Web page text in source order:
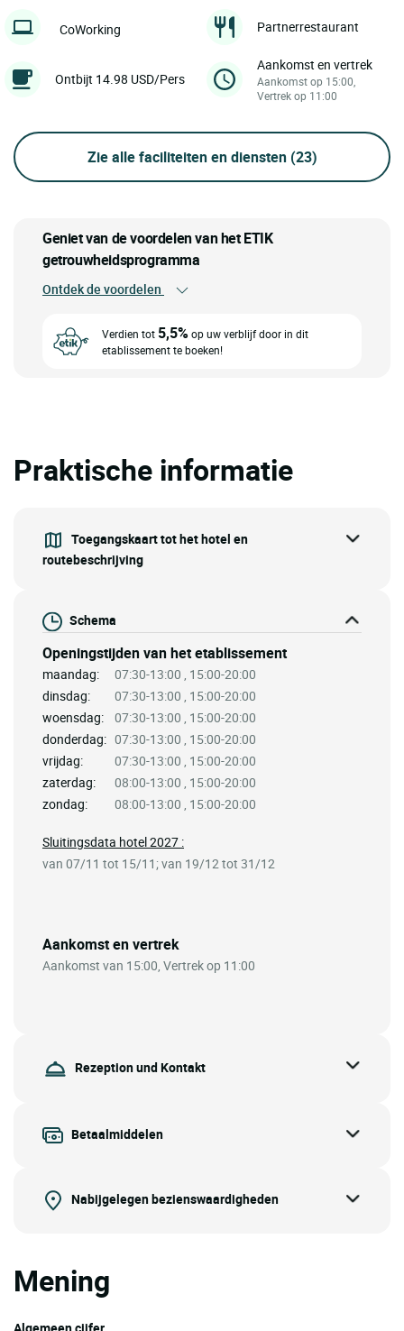
CoWorking Partnerrestaurant
Ontbijt 14.98 USD/Pers
Aankomst en vertrek
Aankomst op 15:00,
Vertrek op 11:00
Zie alle faciliteiten en diensten (23)
Geniet van de voordelen van het ETIK
getrouwheidsprogramma
Ontdek de voordelen
Verdien tot 5,5%op uw verblijf door in dit
etablissement te boeken!
Praktische informatie
Toegangskaart tot het hotel en
routebeschrijving
Schema
Openingstijden van het etablissement
maandag:
07:30-13:00 , 15:00-20:00
dinsdag:
07:30-13:00 , 15:00-20:00
woensdag:
07:30-13:00 , 15:00-20:00
donderdag: 07:30-13:00 , 15:00-20:00
vrijdag:
07:30-13:00 , 15:00-20:00
zaterdag:
08:00-13:00 , 15:00-20:00
zondag:
08:00-13:00 , 15:00-20:00
Aankomst en vertrek
Aankomst van 15:00, Vertrek op 11:00
Sluitingsdata hotel 2027 :
van 07/11 tot 15/11; van 19/12 tot 31/12
Rezeption und Kontakt
Betaalmiddelen
Nabijgelegen bezienswaardigheden
Mening